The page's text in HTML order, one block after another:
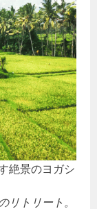
絶景のヨガシ
リトリート。